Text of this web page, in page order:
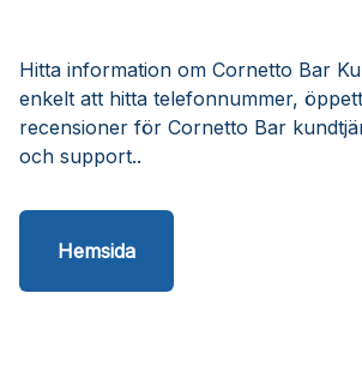
Hitta information om Cornetto Bar
enkelt att hitta telefonnummer,
recensioner för Cornetto Bar
och support..
Hemsida